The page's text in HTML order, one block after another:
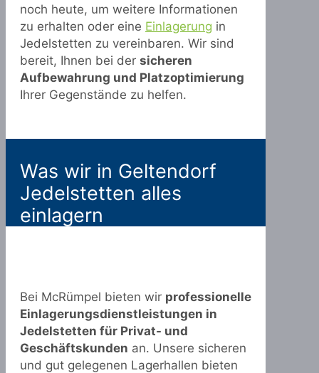
noch heute, um weitere Informationen
zu erhalten oder eine Einlagerung in
Jedelstetten zu vereinbaren. Wir sind
bereit, Ihnen bei der sicheren
Aufbewahrung und Platzoptimierung
Ihrer Gegenstände zu helfen.
Was wir in Geltendorf
Jedelstetten alles
einlagern
Bei McRümpel bieten wir professionelle
Einlagerungsdienstleistungen in
Jedelstetten für Privat- und
Geschäftskunden an. Unsere sicheren
und gut gelegenen Lagerhallen bieten